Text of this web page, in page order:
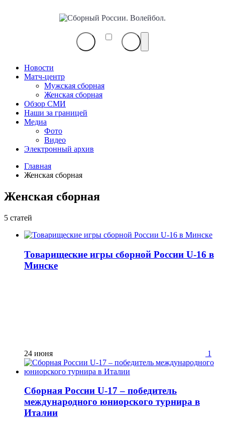
Сборный
Волейбол.
Новости
Матч-центр
Мужская сборная
Женская сборная
Обзор СМИ
Наши за границей
Медиа
Фото
Видео
Электронный архив
Главная
Женская сборная
Женская сборная
5 статей
Товарищеские игры сборной России U-16 в
Минске
24 июня 1
Сборная России U-17 – победитель
международного юниорского турнира в
Италии